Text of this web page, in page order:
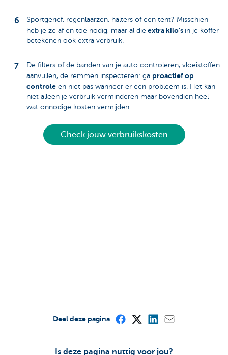
Sportgerief, regenlaarzen, halters of een tent? Misschien
heb je ze af en toe nodig, maar al die extra kilo’s in je koffer
betekenen ook extra verbruik.
De filters of de banden van je auto controleren, vloeistoffen
aanvullen, de remmen inspecteren: ga proactief op
controle en niet pas wanneer er een probleem is. Het kan
niet alleen je verbruik verminderen maar bovendien heel
wat onnodige kosten vermijden.
Check jouw verbruikskosten
Is deze pagina nuttig voor jou?
Deel deze pagina